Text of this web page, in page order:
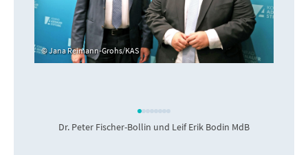
Jana Reimann-Grohs/KAS
Dr. Peter Fischer-Bollin und Leif Erik Bodin MdB